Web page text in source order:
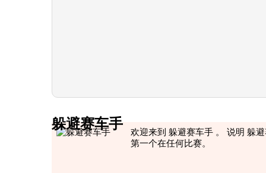
躲避赛车手
欢迎来到 躲避赛车手 。 说明 躲
第一个在任何比赛。